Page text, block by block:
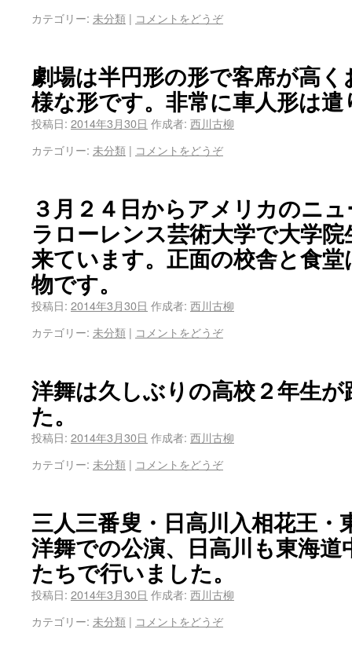
カテゴリー: 未分類 | コメントをどうぞ
劇場は半円形の形で客席が高
様な形です。非常に車人形は
投稿日: 2014年3月30日 作成者: 西川古柳
カテゴリー: 未分類 | コメントをどうぞ
３月２４日からアメリカのニ
ラローレンス芸術大学で大学
来ています。正面の校舎と食
物です。
投稿日: 2014年3月30日 作成者: 西川古柳
カテゴリー: 未分類 | コメントをどうぞ
洋舞は久しぶりの高校２年生
た。
投稿日: 2014年3月30日 作成者: 西川古柳
カテゴリー: 未分類 | コメントをどうぞ
三人三番叟・日高川入相花王・
洋舞での公演、日高川も東海
たちで行いました。
投稿日: 2014年3月30日 作成者: 西川古柳
カテゴリー: 未分類 | コメントをどうぞ